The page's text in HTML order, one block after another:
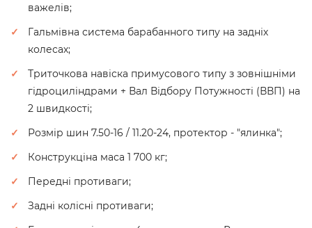
важелів;
Гальмівна система барабанного типу на задніх
колесах;
Триточкова навіска примусового типу з зовнішніми
гідроциліндрами + Вал Відбору Потужності (ВВП) на
2 швидкості;
Розмір шин 7.50-16 / 11.20-24, протектор - "ялинка";
Конструкціна маса 1 700 кг;
Передні противаги;
Задні колісні противаги;